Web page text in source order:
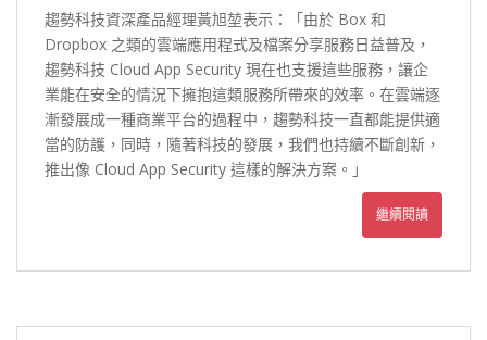
趨勢科技資深產品經理黃旭堃表示：「由於 Box 和
Dropbox 之類的雲端應用程式及檔案分享服務日益普及，
趨勢科技 Cloud App Security 現在也支援這些服務，讓企
業能在安全的情況下擁抱這類服務所帶來的效率。在雲端逐
漸發展成一種商業平台的過程中，趨勢科技一直都能提供適
當的防護，同時，隨著科技的發展，我們也持續不斷創新，
推出像 Cloud App Security 這樣的解決方案。」
繼續閱讀